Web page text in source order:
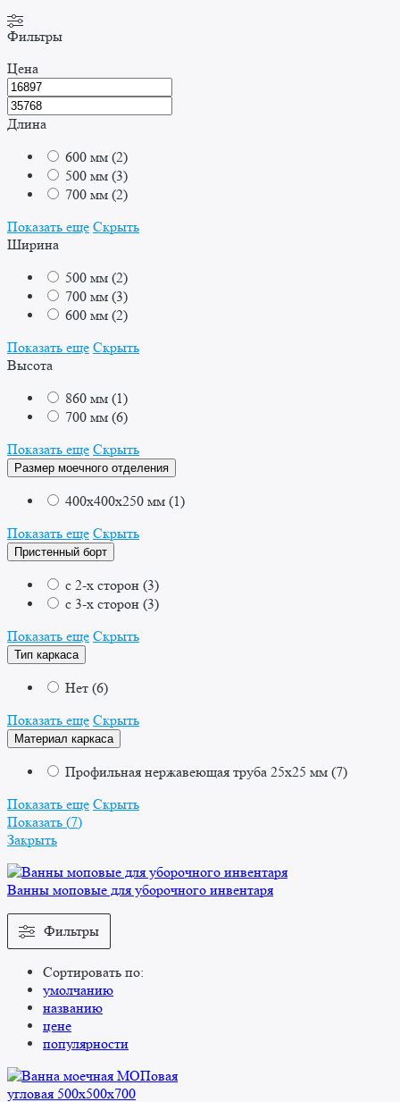
Фильтры
Цена
Длина
600 мм (2)
500 мм (3)
700 мм (2)
Показать еще Скрыть
Ширина
500 мм (2)
700 мм (3)
600 мм (2)
Показать еще Скрыть
Высота
860 мм (1)
700 мм (6)
Показать еще Скрыть
Размер моечного отделения
400x400x250 мм (1)
Показать еще Скрыть
Пристенный борт
с 2-х сторон (3)
с 3-х сторон (3)
Показать еще Скрыть
Тип каркаса
Нет (6)
Показать еще Скрыть
Материал каркаса
Профильная нержавеющая труба 25x25 мм (7)
Показать еще Скрыть
Показать (7)
Закрыть
Ванны моповые для уборочного инвентаря
Фильтры
Сортировать по:
умолчанию
названию
цене
популярности